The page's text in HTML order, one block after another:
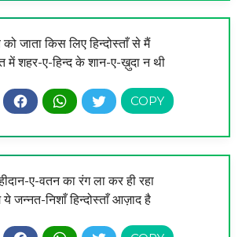
जाता किस लिए हिन्दोस्ताँ से मैं
में शहर-ए-हिन्द के शान-ए-ख़ुदा न थी
ए-वतन का रंग ला कर ही रहा
जन्नत-निशाँ हिन्दोस्ताँ आज़ाद है